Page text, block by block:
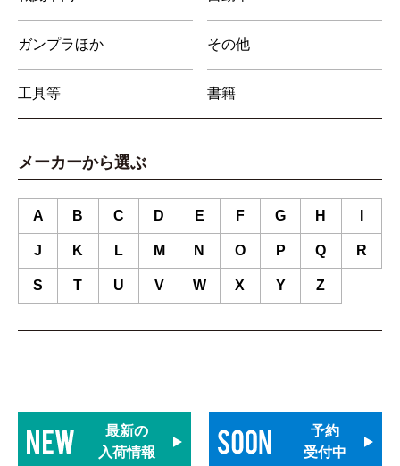
ガンプラほか その他
工具等 書籍
メーカーから選ぶ
A B C D E F G H
J K L M N O P Q R
S T U V W X Y Z
最新の
入荷情報
予約
受付中